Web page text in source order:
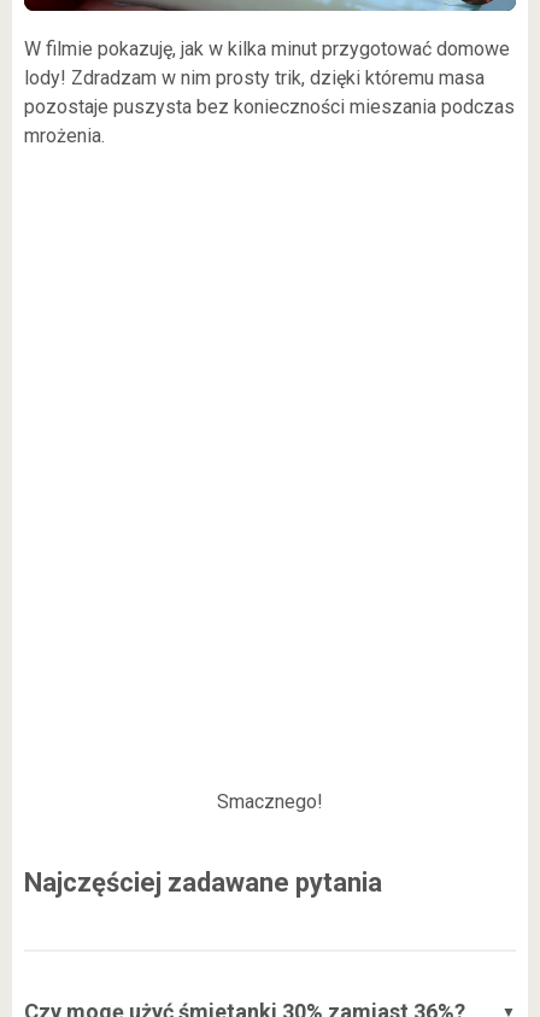
W filmie pokazuję, jak w kilka minut przygotować domowe
lody! Zdradzam w nim prosty trik, dzięki któremu masa
pozostaje puszysta bez konieczności mieszania podczas
mrożenia.
Smacznego!
Najczęściej zadawane pytania